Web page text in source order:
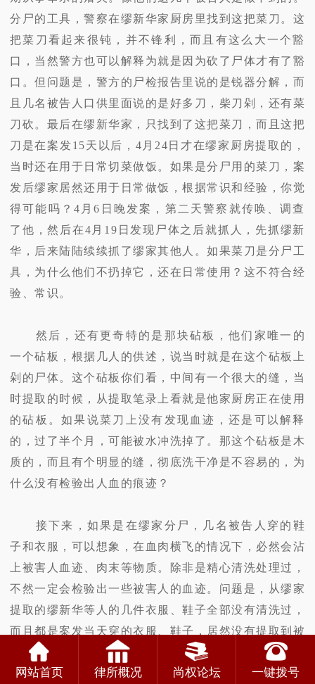
分尸的工具，警察在缪新华家厨房里找到这把菜刀。这
把菜刀看起来很钝，并不锋利，而且有这么大一个豁
口，当然警方也可以解释为就是因为砍了尸体才有了豁
口。但问题是，警方的尸检报告里说的是锐器分解，而
且几名被告人口供里面说的是好多刀，柴刀剁，还有菜
刀砍。最后在缪新华家，只找到了这把菜刀，而且这把
刀是在案发15天以后，4月24日才在缪家厨房提取的，
当时还在用于日常切菜做饭。如果是分尸用的菜刀，案
发后缪家居然还用于日常做饭，根据常识和经验，你觉
得可能吗？4月6日晚发案，第二天警察就传唤、调查
了他，然后在4月19日发现尸体之后就抓人，先抓缪新
华，后来陆陆续续抓了缪家其他人。如果菜刀是分尸工
具，为什么他们不扔掉它，还在日常使用？这不符合经
验、常识。
然后，还有更奇特的是那块砧板，他们家唯一的
一个砧板，根据几人的供述，说当时就是在这个砧板上
剁的尸体。这个砧板你们看，中间有一个很大的缝，当
时提取的时候，从提取笔录上看就是他家厨房正在使用
的砧板。如果说菜刀上没有发现血迹，还是可以解释
的，过了半个月，可能被水冲洗掉了。那这个砧板是木
质的，而且有个明显的缝，彻底洗干净是不容易的，为
什么没有检验出人血的痕迹？
接下来，如果是在缪家分尸，几名被告人穿的鞋
子和衣服，可以想象，在血肉横飞的情况下，必然会沾
上被害人血迹、肉末等物质。除非是精心清洗处理过，
不然一定会检验出一些被害人的血迹。问题是，从缪家
提取的缪新华等人的几件衣服、鞋子全部没有清洗过，
而且都是案发当天穿的衣服、鞋子，居然没有提取到被
害人的任何血迹，这在逻辑上根本解释不了。
网站首页 律所概况 尚权论坛 一键拨号